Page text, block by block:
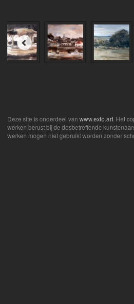
Deze site is onderdeel van www.exto.art . Het
werken berust bij de desbetreffende
werken mogen niet gebruikt worden zonder